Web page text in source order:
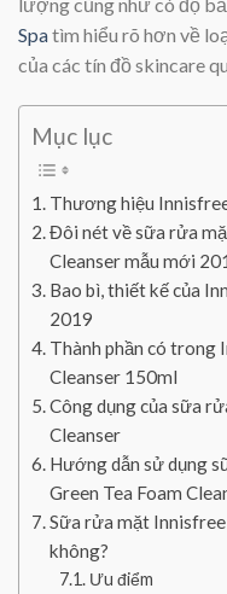
Spatìm hiểu rõ hơn về
của các tín đồ skincare
Mục lục
Thương hiệu
Đôi nét về sữa rửa
Cleanser mẫu mới
Bao bì, thiết kế của
2019
Thành phần có trong
Cleanser 150ml
Công dụng của sữa
Cleanser
Hướng dẫn sử dụng
Green Tea Foam
Sữa rửa mặt
không?
Ưu điểm